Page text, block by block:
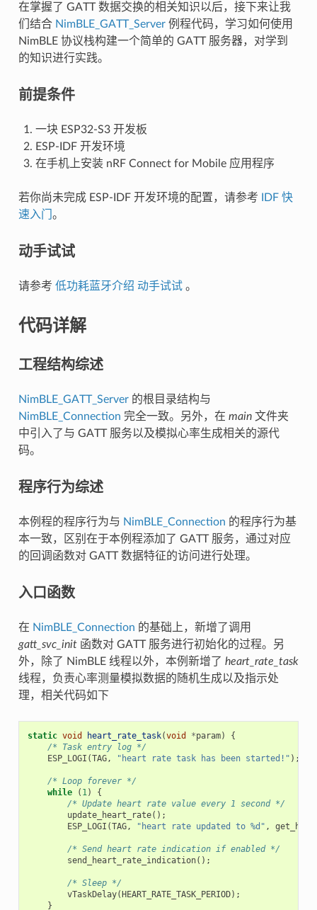
在掌握了 GATT 数据交换的相关知识以后，接下来让我
们结合 NimBLE_GATT_Server 例程代码，学习如何使用
NimBLE 协议栈构建一个简单的 GATT 服务器，对学到
的知识进行实践。
前提条件
一块 ESP32-S3 开发板
ESP-IDF 开发环境
在手机上安装 nRF Connect for Mobile 应用程序
若你尚未完成 ESP-IDF 开发环境的配置，请参考
IDF 快
速入门 。
动手试试
请参考 低功耗蓝牙介绍 动手试试。
代码详解
工程结构综述
NimBLE_GATT_Server 的根目录结构与
NimBLE_Connection 完全一致。另外，在 main文件夹
中引入了与 GATT 服务以及模拟心率生成相关的源代
码。
程序行为综述
本例程的程序行为与 NimBLE_Connection 的程序行为基
本一致，区别在于本例程添加了 GATT 服务，通过对应
的回调函数对 GATT 数据特征的访问进行处理。
入口函数
在 NimBLE_Connection 的基础上，新增了调用
gatt_svc_init函数对 GATT 服务进行初始化的过程。另
外，除了 NimBLE 线程以外，本例新增了 heart_rate_task
线程，负责心率测量模拟数据的随机生成以及指示处
理，相关代码如下
static void heart_rate_task(void *param)
{
/* Task entry log */
ESP_LOGI (TAG, "heart rate task has been started!" );
/* Loop forever */
while
( 1)
{
/* Update heart rate value every 1 second */
update_heart_rate();
ESP_LOGI (TAG, "heart rate updated to %d" ,
/* Send heart rate indication if enabled */
send_heart_rate_indication();
/* Sleep */
vTaskDelay(HEART_RATE_TASK_PERIOD);
}